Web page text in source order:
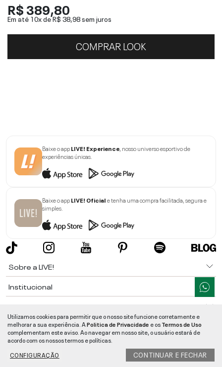
R$ 389,80
Em até 10x deR$ 38,98sem juros
COMPRAR LOOK
Baixe o appLIVE! Experience , nosso universo esportivo de
experiências únicas.
Baixe o appLIVE! Oficiale tenha uma compra facilitada, segura e
simples.
Sobre a LIVE!
Institucional
Ajuda
Segurança e Qualidade
LIVE!©2026- TODOS OS DIREITOS RESERVADOS -RUA MANOEL FRANCISCO
Utilizamos cookies para permitir que o nosso site funcione corretamente e
melhorar a sua experiência. APolitica de Privacidade e osTermos de Uso
complementam este aviso. Ao navegar em nosso site, o usuário estará de
acordo com os nossos termos e políticas.
CONFIGURAÇÃO
CONTINUAR E FECHAR